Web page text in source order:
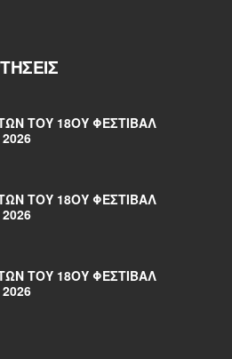
ΤΟΥ 18ΟΥ ΦΕΣΤΙΒΆΛ
ΤΟΥ 18ΟΥ ΦΕΣΤΙΒΆΛ
ΤΟΥ 18ΟΥ ΦΕΣΤΙΒΆΛ